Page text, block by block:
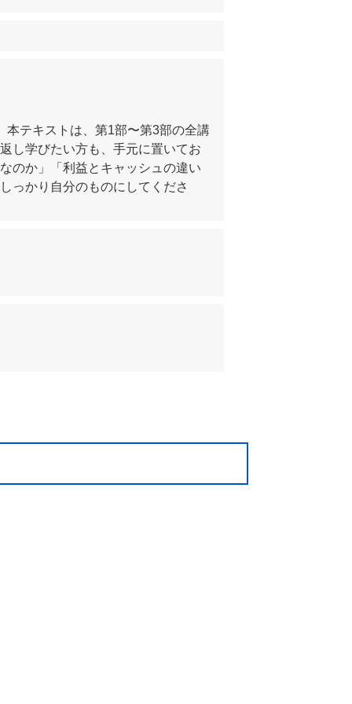
本テキストは、第1部〜第3部の全講
し学びたい方も、手元に置いてお
のか」「利益とキャッシュの違い
っかり自分のものにしてくださ